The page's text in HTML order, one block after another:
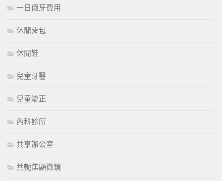
一日假牙費用
休閒背包
休閒鞋
兒童牙醫
兒童矯正
內科診所
共享辦公室
共軛焦顯微鏡